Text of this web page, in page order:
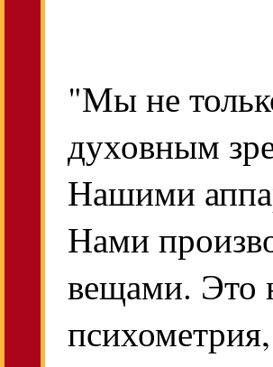
"Мы не
духовным
Нашими
Нами
вещами. Это